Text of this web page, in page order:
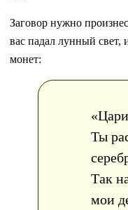
Заговор нужно
вас падал лунный свет,
монет:
Ты
Так
мои